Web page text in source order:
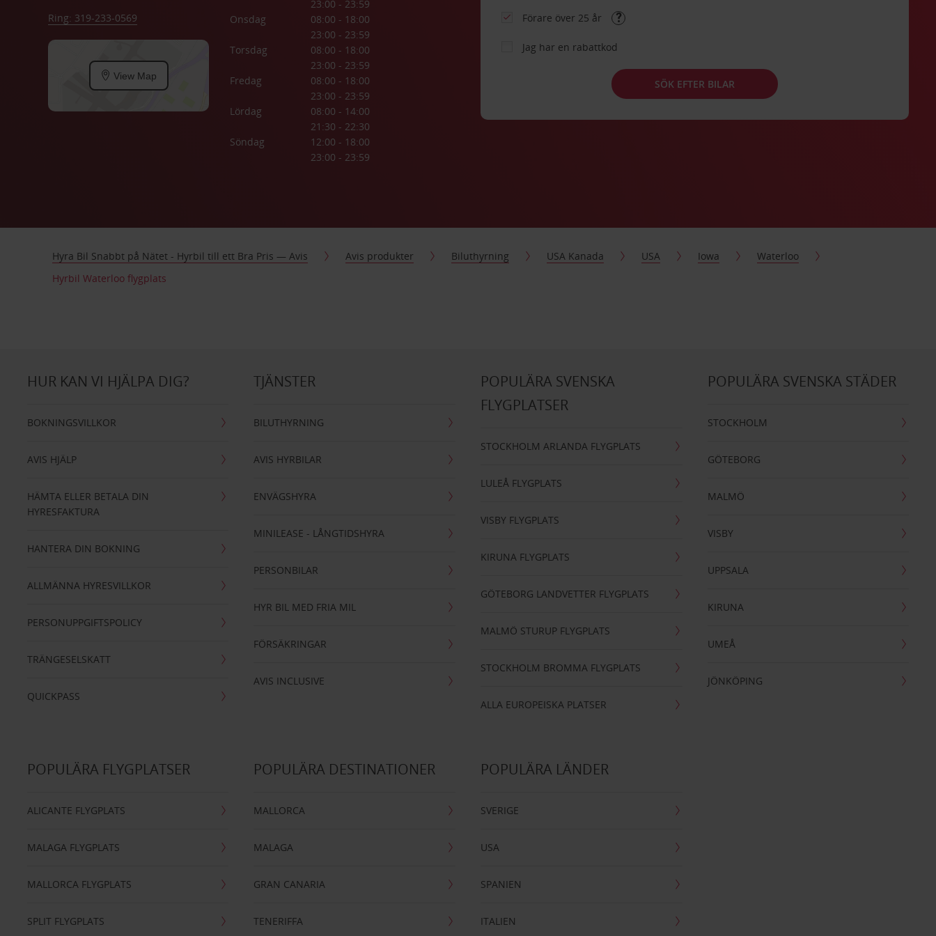
Ring: 319-233-0569
View Map
23:00 - 23:59
Onsdag
08:00 - 18:00
23:00 - 23:59
Torsdag
08:00 - 18:00
23:00 - 23:59
Fredag
08:00 - 18:00
23:00 - 23:59
Lördag
08:00 - 14:00
21:30 - 22:30
Söndag
12:00 - 18:00
23:00 - 23:59
Förare över 25 år
Jag har en rabattkod
SÖK EFTER BILAR
Hyra Bil Snabbt på Nätet - Hyrbil till ett Bra Pris — Avis Avis produkter Biluthyrning USA Kanada USA Iowa
Waterloo
Hyrbil Waterloo flygplats
HUR KAN VI HJÄLPA DIG?
BOKNINGSVILLKOR
AVIS HJÄLP
HÄMTA ELLER BETALA DIN
HYRESFAKTURA
HANTERA DIN BOKNING
ALLMÄNNA HYRESVILLKOR
PERSONUPPGIFTSPOLICY
TRÄNGESELSKATT
QUICKPASS
TJÄNSTER
BILUTHYRNING
AVIS HYRBILAR
ENVÄGSHYRA
MINILEASE - LÅNGTIDSHYRA
PERSONBILAR
HYR BIL MED FRIA MIL
FÖRSÄKRINGAR
AVIS INCLUSIVE
POPULÄRA SVENSKA
FLYGPLATSER
STOCKHOLM ARLANDA FLYGPLATS
LULEÅ FLYGPLATS
VISBY FLYGPLATS
KIRUNA FLYGPLATS
GÖTEBORG LANDVETTER FLYGPLATS
MALMÖ STURUP FLYGPLATS
STOCKHOLM BROMMA FLYGPLATS
ALLA EUROPEISKA PLATSER
POPULÄRA SVENSKA STÄDER
STOCKHOLM
GÖTEBORG
MALMÖ
VISBY
UPPSALA
KIRUNA
UMEÅ
JÖNKÖPING
POPULÄRA FLYGPLATSER
ALICANTE FLYGPLATS
MALAGA FLYGPLATS
MALLORCA FLYGPLATS
SPLIT FLYGPLATS
POPULÄRA DESTINATIONER
MALLORCA
MALAGA
GRAN CANARIA
TENERIFFA
POPULÄRA LÄNDER
SVERIGE
USA
SPANIEN
ITALIEN